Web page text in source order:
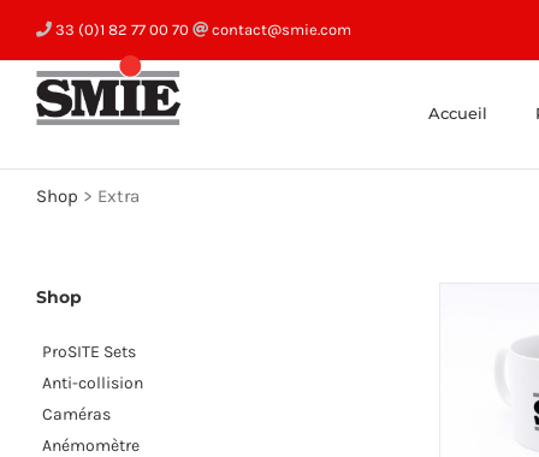
content
33 (0)1 82 77 00 70 contact@smie.com
Accueil
Shop > Extra
Shop
ProSITE Sets
Anti-collision
Caméras
Anémomètre